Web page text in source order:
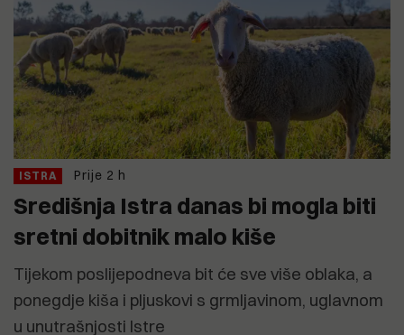
ISTRA Prije 2 h
Središnja Istra danas bi mogla biti
sretni dobitnik malo kiše
Tijekom poslijepodneva bit će sve više oblaka, a
ponegdje kiša i pljuskovi s grmljavinom, uglavnom
u unutrašnjosti Istre